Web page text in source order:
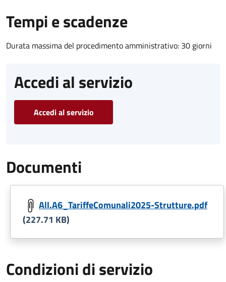
Tempi e scadenze
Durata massima del procedimento amministrativo: 30 giorni
Accedi al servizio
Accedi al servizio
Documenti
All.A6_TariffeComunali2025-Strutture.pdf
(227.71 KB)
Condizioni di servizio